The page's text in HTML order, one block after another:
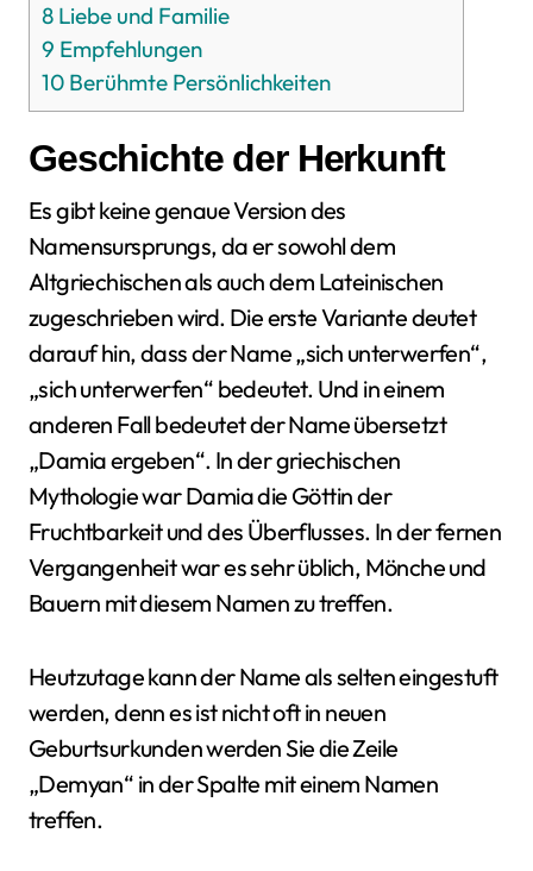
8 Liebe und Familie
9 Empfehlungen
10 Berühmte Persönlichkeiten
Geschichte der Herkunft
Es gibt keine genaue Version des
Namensursprungs, da er sowohl dem
Altgriechischen als auch dem Lateinischen
zugeschrieben wird. Die erste Variante deutet
darauf hin, dass der Name „sich unterwerfen“,
„sich unterwerfen“ bedeutet. Und in einem
anderen Fall bedeutet der Name übersetzt
„Damia ergeben“. In der griechischen
Mythologie war Damia die Göttin der
Fruchtbarkeit und des Überflusses. In der fernen
Vergangenheit war es sehr üblich, Mönche und
Bauern mit diesem Namen zu treffen.
Heutzutage kann der Name als selten eingestuft
werden, denn es ist nicht oft in neuen
Geburtsurkunden werden Sie die Zeile
„Demyan“ in der Spalte mit einem Namen
treffen.